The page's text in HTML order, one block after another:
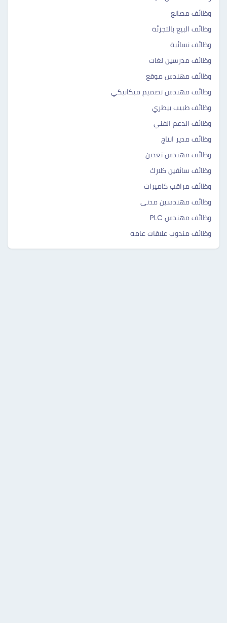
وظائف مصانع
وظائف البيع بالتجزئة
وظائف نسائية
وظائف مدرسين لغات
وظائف مهندس موقع
وظائف مهندس تصميم ميكانيكي
وظائف طبيب بيطري
وظائف الدعم الفني
وظائف مدير انتاج
وظائف مهندس تعدين
وظائف سائقين كلارك
وظائف مراقب كاميرات
وظائف مهندسين مدنى
وظائف مهندس PLC
وظائف مندوب علاقات عامه